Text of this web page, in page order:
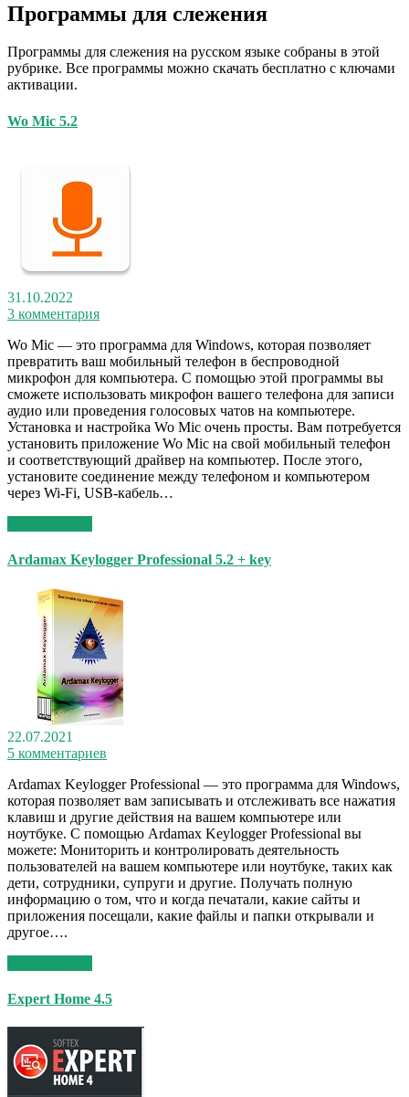
Программы для слежения
Программы для слежения на русском языке собраны в этой
рубрике. Все программы можно скачать бесплатно с ключами
активации.
Wo Mic 5.2
31.10.2022
3 комментария
Wo Mic — это программа для Windows, которая позволяет
превратить ваш мобильный телефон в беспроводной
микрофон для компьютера. С помощью этой программы вы
сможете использовать микрофон вашего телефона для записи
аудио или проведения голосовых чатов на компьютере.
Установка и настройка Wo Mic очень просты. Вам потребуется
установить приложение Wo Mic на свой мобильный телефон
и соответствующий драйвер на компьютер. После этого,
установите соединение между телефоном и компьютером
через Wi-Fi, USB-кабель…
Ardamax Keylogger Professional 5.2 + key
22.07.2021
5 комментариев
Ardamax Keylogger Professional — это программа для Windows,
которая позволяет вам записывать и отслеживать все нажатия
клавиш и другие действия на вашем компьютере или
ноутбуке. С помощью Ardamax Keylogger Professional вы
можете: Мониторить и контролировать деятельность
пользователей на вашем компьютере или ноутбуке, таких как
дети, сотрудники, супруги и другие. Получать полную
информацию о том, что и когда печатали, какие сайты и
приложения посещали, какие файлы и папки открывали и
другое….
Expert Home 4.5